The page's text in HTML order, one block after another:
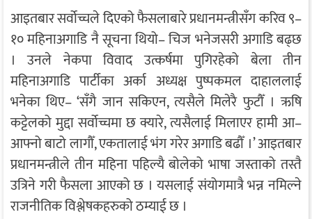
आइतबार सर्वोच्चले दिएको फैसलाबारे प्रधानमन्त्रीसँग करिव ९–
१० महिनाअगाडि नै सूचना थियो– चिज भनेजसरी अगाडि बढ्छ
। उनले नेकपा विवाद उत्कर्षमा पुगिरहेको बेला तीन
महिनाअगाडि पार्टीका अर्का अध्यक्ष पुष्पकमल दाहाललाई
भनेका थिए– ‘सँगै जान सकिएन, त्यसैले मिलेरै फुटौँ । ऋषि
कट्टेलको मुद्दा सर्वोच्चमा छ क्यारे, त्यसैलाई मिलाएर हामी आ–
आफ्नो बाटो लागौँ, एकतालाई भंग गरेर अगाडि बढौँ ।’ आइतबार
प्रधानमन्त्रीले तीन महिना पहिल्यै बोलेको भाषा जस्ताको तस्तै
उत्रिने गरी फैसला आएको छ । यसलाई संयोगमात्रै भन्न नमिल्ने
राजनीतिक विश्लेषकहरुको ठम्याई छ ।